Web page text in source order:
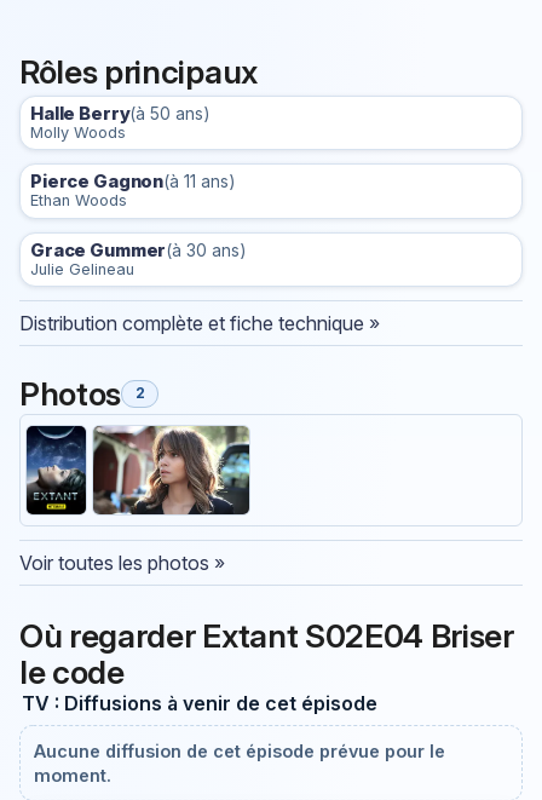
Rôles principaux
Halle Berry(à 50 ans)
Molly Woods
Pierce Gagnon(à 11 ans)
Ethan Woods
Grace Gummer(à 30 ans)
Julie Gelineau
Distribution complète et fiche technique »
Photos 2
Voir toutes les photos »
Où regarder Extant S02E04 Briser
le code
TV : Diffusions à venir de cet épisode
Aucune diffusion de cet épisode prévue pour le
moment.